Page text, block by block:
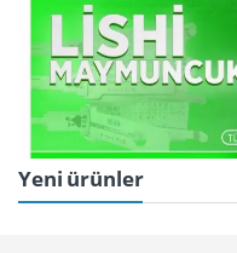
Yeni ürünler